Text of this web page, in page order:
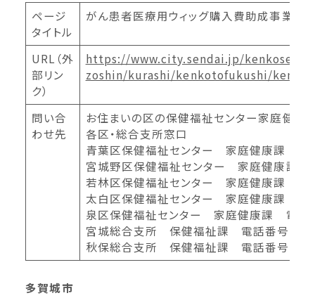
ページ
タイトル
がん患者医療用ウィッグ購入費助成事業
URL（外
部リン
ク）
https://www.city.sendai.jp/
zoshin/kurashi/kenkotofukushi/
問い合
わせ先
お住まいの区の保健福祉センター家庭健康
各区・総合支所窓口
青葉区保健福祉センター 家庭健康課 電
宮城野区保健福祉センター 家庭健康課
若林区保健福祉センター 家庭健康課 電
太白区保健福祉センター 家庭健康課 電
泉区保健福祉センター 家庭健康課 電話
宮城総合支所 保健福祉課 電話番号：
秋保総合支所 保健福祉課 電話番号：
多賀城市